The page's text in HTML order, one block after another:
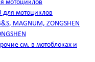
мотоциклов
для мотоциклов
MAGNUM, ZONGSHEN
см. в мотоблоках и